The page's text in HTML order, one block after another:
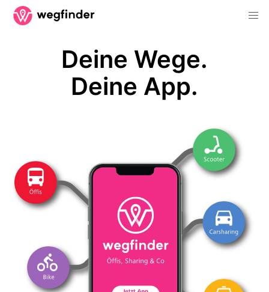
Deine Wege.
Deine App.